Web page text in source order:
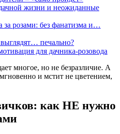
жизни и неожиданные
за розами: без фанатизма и…
печально?
для дачника-розовода
многое, но не безразличие. А
и мстит не цветением,
как НЕ нужно